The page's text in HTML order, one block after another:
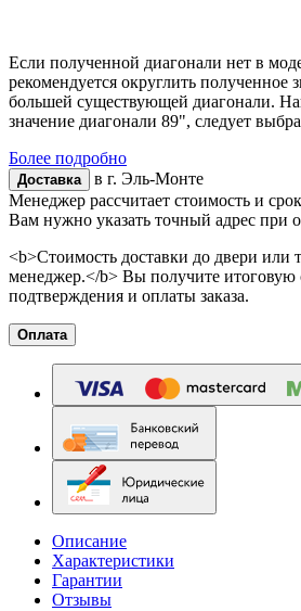
Если полученной диагонали нет в
рекомендуется округлить полученное
большей существующей диагонали.
значение диагонали 89", следует
Более подробно
Доставка в г. Эль-Монте
Менеджер рассчитает стоимость и
Вам нужно указать точный адрес при
<b>Стоимость доставки до двери или
менеджер.</b> Вы получите итоговую
подтверждения и оплаты заказа.
Оплата
Описание
Характеристики
Гарантии
Отзывы